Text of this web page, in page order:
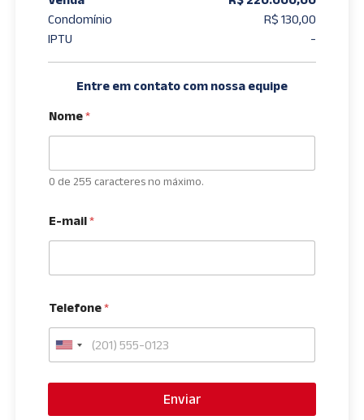
Condomínio
R$ 130,00
IPTU
-
Entre em contato com nossa equipe
Nome*
0 de 255 caracteres no máximo.
E-mail*
Telefone*
U
Enviar